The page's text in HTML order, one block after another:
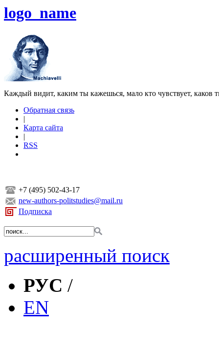
logo_name
Каждый видит, каким ты кажешься, мало кто чувствует, каков
Обратная связь
|
Карта сайта
|
RSS
+7 (495) 502-43-17
new-authors-politstudies@mail.ru
Подписка
расширенный поиск
РУС /
EN